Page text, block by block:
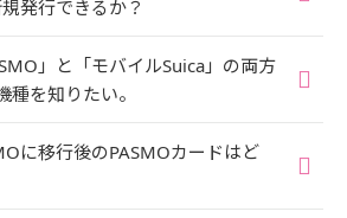
発行できるか？
」と「モバイルSuica」の両方
種を知りたい。
に移行後のPASMOカードはど